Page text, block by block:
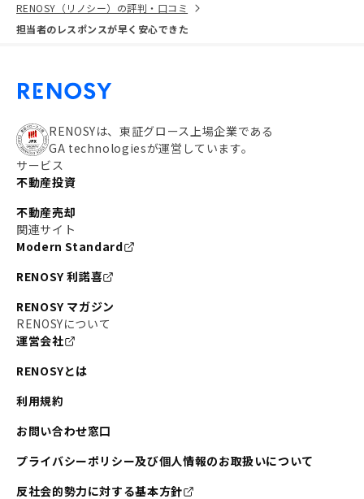
RENOSY（リノシー）の評判・口コミ
担当者のレスポンスが早く安心できた
RENOSYは、東証グロース上場企業である
GA technologiesが運営しています。
サービス
不動産投資
不動産売却
関連サイト
Modern Standard
RENOSY 利諾喜
RENOSY マガジン
RENOSYについて
運営会社
RENOSYとは
利用規約
お問い合わせ窓口
プライバシーポリシー及び個人情報のお取扱いについて
反社会的勢力に対する基本方針